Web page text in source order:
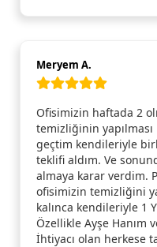
Meryem A.
Ofisimizin haftada 2
temizliğinin
geçtim kendileriyle
teklifi aldım. Ve
almaya karar verdim.
ofisimizin temizliğini
kalınca kendileriyle 1
Özellikle Ayşe Hanım
İhtiyacı olan herkese